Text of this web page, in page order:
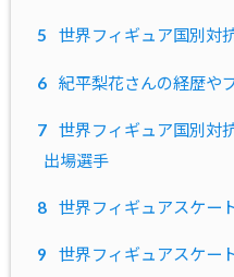
5 世界フィギュア国別
6 紀平梨花さんの経歴や
7
世界フィギュア国別
出場選手
8 世界フィギュアスケー
9 世界フィギュアスケー